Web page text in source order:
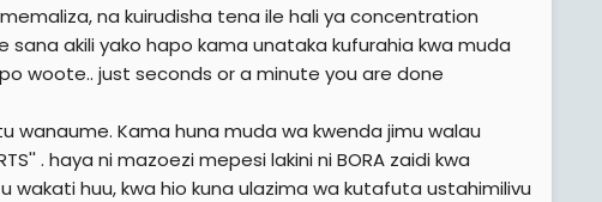
na kuirudisha tena ile hali ya concentration
sana akili yako hapo kama unataka kufurahia kwa muda
woote.. just seconds or a minute you are done
wanaume. Kama huna muda wa kwenda jimu walau
. haya ni mazoezi mepesi lakini ni BORA zaidi kwa
huu, kwa hio kuna ulazima wa kutafuta ustahimilivu